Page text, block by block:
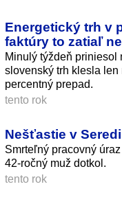
Energetický trh v
faktúry to zatiaľ
Minulý týždeň priniesol
slovenský trh klesla
percentný prepad.
tento rok
Nešťastie v
Smrteľný pracovný
42-ročný muž dotkol.
tento rok